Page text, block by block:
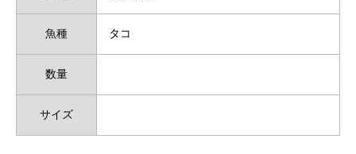
魚種 タコ
数量
サイズ